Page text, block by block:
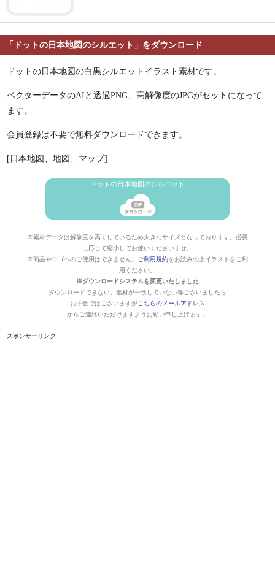
「ドットの日本地図のシルエット」をダウンロード
ドットの日本地図の白黒シルエットイラスト素材です。
ベクターデータのAIと透過PNG、高解像度のJPGがセットになって
ます。
会員登録は不要で無料ダウンロードできます。
[日本地図、地図、マップ]
ドットの日本地図のシルエット
※素材データは解像度を高くしているため大きなサイズとなっております。必要
に応じて縮小してお使いくださいませ。
※商品やロゴへのご使用はできません。
ご利用規約をお読みの上イラストをご利
用ください。
※ダウンロードシステムを変更いたしました
ダウンロードできない、素材が一致していない等ございましたら
お手数ではございますがこちらのメールアドレス
からご連絡いただけますようお願い申し上げます。
スポンサーリンク